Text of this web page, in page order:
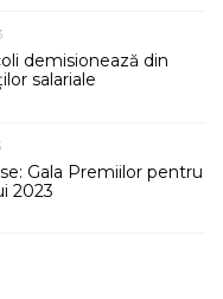
demisionează din
salariale
Gala Premiilor pentru
2023